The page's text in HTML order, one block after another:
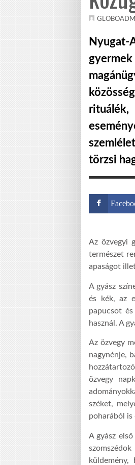
Nyugat-
törzsi
Az özvegyi
természet
apaságot
A gyász
és kék, az
papucsot
használ. A
Az özvegy
nagynénje,
özvegy
széket,
poharából is
A gyász